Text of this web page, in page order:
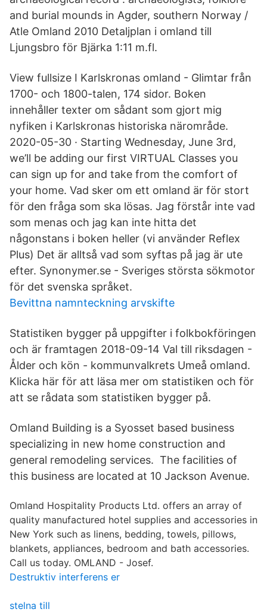
and burial mounds in Agder, southern Norway /
Atle Omland 2010 Detaljplan i omland till
Ljungsbro för Bjärka 1:11 m.fl.
View fullsize I Karlskronas omland - Glimtar från
1700- och 1800-talen, 174 sidor. Boken
innehåller texter om sådant som gjort mig
nyfiken i Karlskronas historiska närområde.
2020-05-30 · Starting Wednesday, June 3rd,
we’ll be adding our first VIRTUAL Classes you
can sign up for and take from the comfort of
your home. Vad sker om ett omland är för stort
för den fråga som ska lösas. Jag förstår inte vad
som menas och jag kan inte hitta det
någonstans i boken heller (vi använder Reflex
Plus) Det är alltså vad som syftas på jag är ute
efter. Synonymer.se - Sveriges största sökmotor
för det svenska språket.
Bevittna namnteckning arvskifte
Statistiken bygger på uppgifter i folkbokföringen
och är framtagen 2018-09-14 Val till riksdagen -
Ålder och kön - kommunvalkrets Umeå omland.
Klicka här för att läsa mer om statistiken och för
att se rådata som statistiken bygger på.
Omland Building is a Syosset based business
specializing in new home construction and
general remodeling services. The facilities of
this business are located at 10 Jackson Avenue.
Omland Hospitality Products Ltd. offers an array of
quality manufactured hotel supplies and accessories in
New York such as linens, bedding, towels, pillows,
blankets, appliances, bedroom and bath accessories.
Call us today. OMLAND - Josef.
Destruktiv interferens er
stelna till